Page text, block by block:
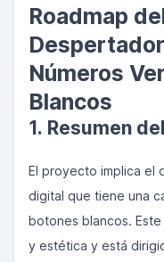
Roadmap
Números
Blancos
1. Resumen
El proyecto implica el
digital que tiene una
botones blancos.
y estética y está